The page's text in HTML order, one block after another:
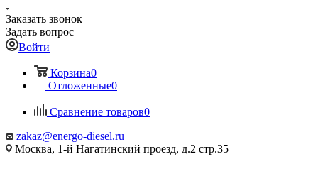
Заказать звонок
Задать вопрос
Войти
Корзина0
Отложенные0
Сравнение товаров0
zakaz@energo-diesel.ru
Москва, 1-й Нагатинский проезд, д.2 стр.35